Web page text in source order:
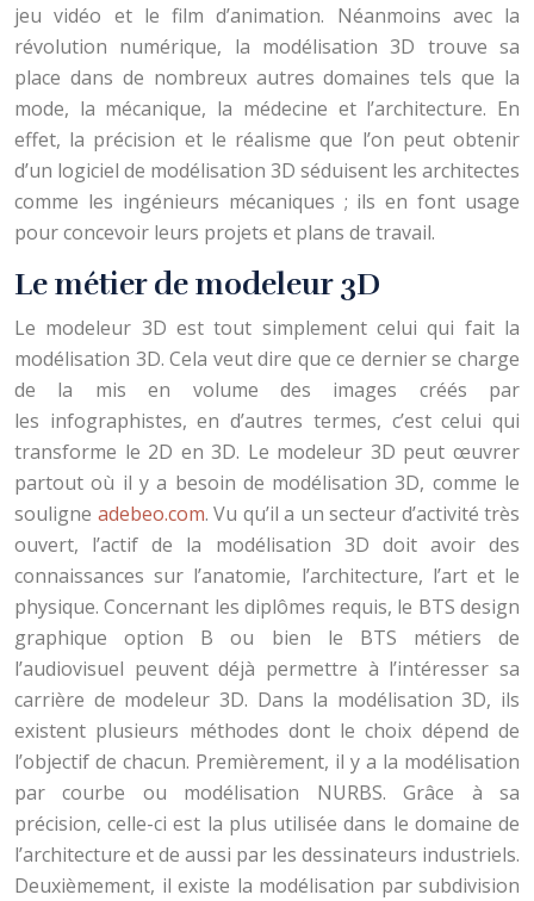
jeu vidéo et le film d’animation. Néanmoins avec la
révolution numérique, la modélisation 3D trouve sa
place dans de nombreux autres domaines tels que la
mode, la mécanique, la médecine et l’architecture. En
effet, la précision et le réalisme que l’on peut obtenir
d’un logiciel de modélisation 3D séduisent les architectes
comme les ingénieurs mécaniques ; ils en font usage
pour concevoir leurs projets et plans de travail.
Le métier de modeleur 3D
Le modeleur 3D est tout simplement celui qui fait la
modélisation 3D. Cela veut dire que ce dernier se charge
de la mis en volume des images créés par
les infographistes, en d’autres termes, c’est celui qui
transforme le 2D en 3D. Le modeleur 3D peut œuvrer
partout où il y a besoin de modélisation 3D, comme le
souligne adebeo.com. Vu qu’il a un secteur d’activité très
ouvert, l’actif de la modélisation 3D doit avoir des
connaissances sur l’anatomie, l’architecture, l’art et le
physique. Concernant les diplômes requis, le BTS design
graphique option B ou bien le BTS métiers de
l’audiovisuel peuvent déjà permettre à l’intéresser sa
carrière de modeleur 3D. Dans la modélisation 3D, ils
existent plusieurs méthodes dont le choix dépend de
l’objectif de chacun. Premièrement, il y a la modélisation
par courbe ou modélisation NURBS. Grâce à sa
précision, celle-ci est la plus utilisée dans le domaine de
l’architecture et de aussi par les dessinateurs industriels.
Deuxièmement, il existe la modélisation par subdivision